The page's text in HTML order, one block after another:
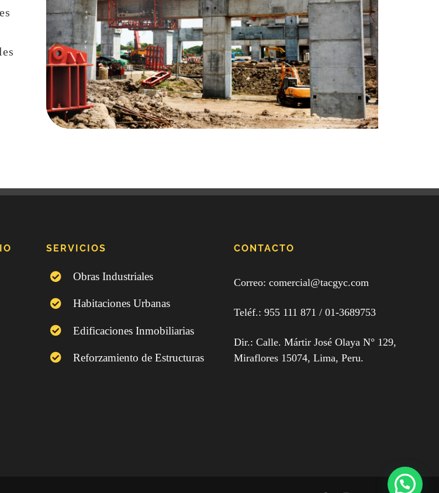
SERVICIOS
Obras Industriales
Habitaciones Urbanas
Edificaciones Inmobiliarias
Reforzamiento de Estructuras
CONTACTO
Correo: comercial@tacgyc.com
Teléf.: 955 111 871 / 01-3689753
Dir.: Calle. Mártir José Olaya N° 129,
Miraflores 15074, Lima, Peru.